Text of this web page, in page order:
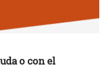
o con el